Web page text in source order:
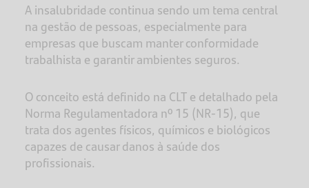
A insalubridade continua sendo um tema central
na gestão de pessoas, especialmente para
empresas que buscam manter conformidade
trabalhista e garantir ambientes seguros.
O conceito está definido na CLT e detalhado pela
Norma Regulamentadora nº 15 (NR-15), que
trata dos agentes físicos, químicos e biológicos
capazes de causar danos à saúde dos
profissionais.